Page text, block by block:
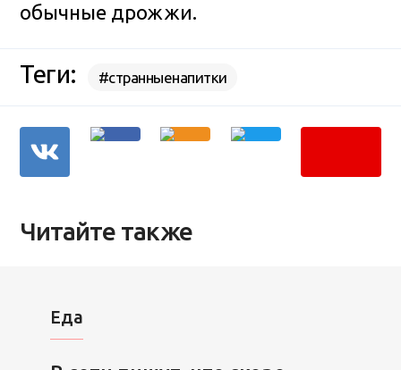
обычные дрожжи.
Теги: #странныенапитки
Читайте также
Еда